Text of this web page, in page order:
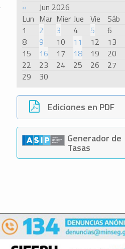
« Jun 2026
Lun Mar Mier Jue Vie Sáb
1
2 3 4 5 6
8
9 10 11 12 13
15
16 17 18 19 20
22
23 24 25 26 27
29
30
Ediciones en PDF
Generador de
Tasas